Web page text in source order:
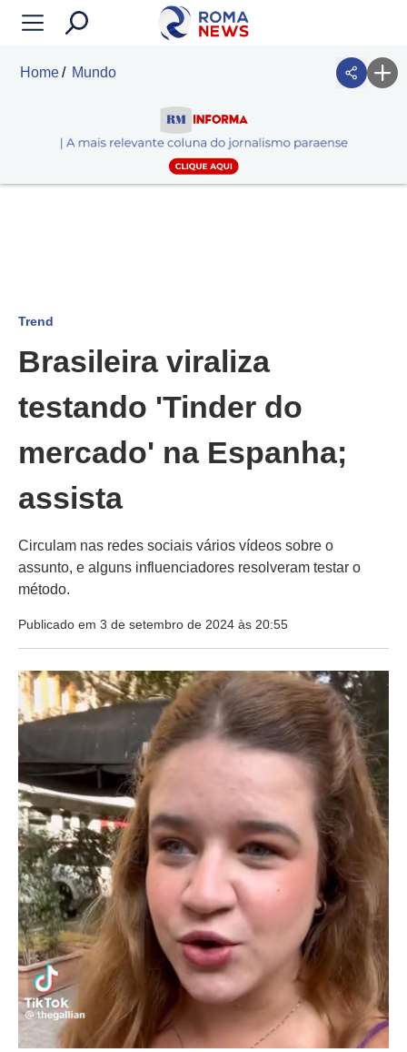
Home Mundo
Trend
Brasileira viraliza
testando 'Tinder do
mercado' na Espanha;
assista
Circulam nas redes sociais vários vídeos sobre o
assunto, e alguns influenciadores resolveram testar o
método.
Publicado em 3 de setembro de 2024 às 20:55